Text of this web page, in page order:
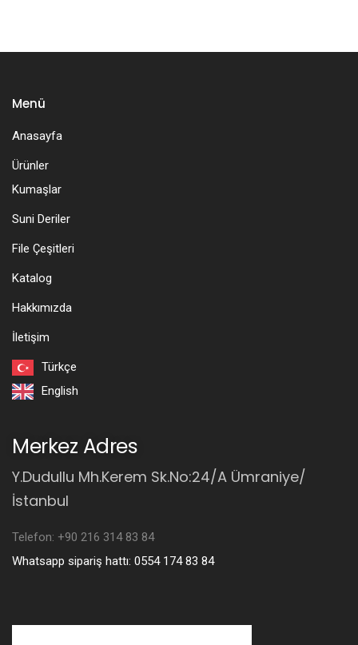
Merkez Adres
Y.Dudullu Mh.Kerem Sk.No:24/A Ümraniye/
İstanbul
Telefon: +90 216 314 83 84
Whatsapp sipariş hattı: 0554 174 83 84
Menü
Anasayfa
Ürünler
Kumaşlar
Suni Deriler
File Çeşitleri
Katalog
Hakkımızda
İletişim
Türkçe
English